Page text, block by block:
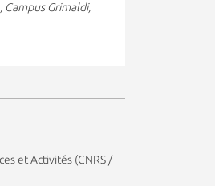
Grimaldi,
et Activités (CNRS /